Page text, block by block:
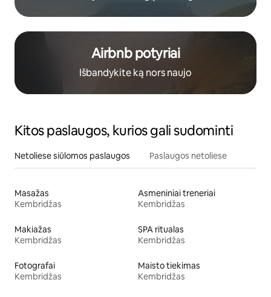
Airbnb potyriai
Išbandykite ką nors naujo
Kitos paslaugos, kurios gali sudominti
Netoliese siūlomos paslaugos Paslaugos netoliese
Masažas
Kembridžas
Asmeniniai treneriai
Kembridžas
Makiažas
Kembridžas
SPA ritualas
Kembridžas
Fotografai
Kembridžas
Maisto tiekimas
Kembridžas